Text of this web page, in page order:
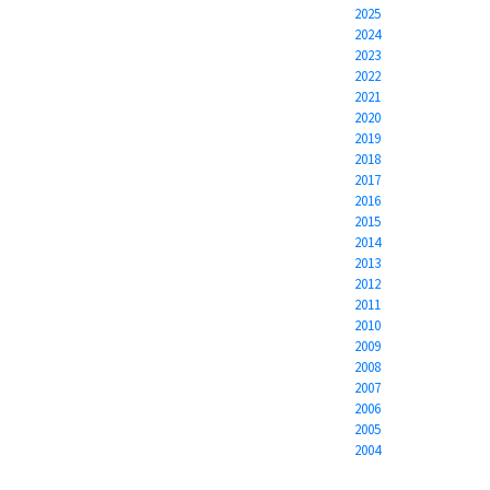
2025
2024
2023
2022
2021
2020
2019
2018
2017
2016
2015
2014
2013
2012
2011
2010
2009
2008
2007
2006
2005
2004